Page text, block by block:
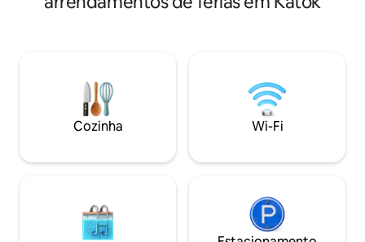
tranquilo, perfeito para descontrair ou
relaxante sob uma iluminação ambiente
adequada para podcasts e gravações de
vídeo em pequena escala,
visualmente agradável.
seus interiores
contacto.
Cozinha Wi-Fi